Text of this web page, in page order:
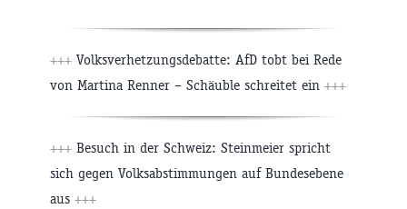
+++ Volksverhetzungsdebatte: AfD tobt bei Rede
von Martina Renner – Schäuble schreitet ein +++
+++ Besuch in der Schweiz: Steinmeier spricht
sich gegen Volksabstimmungen auf Bundesebene
aus +++